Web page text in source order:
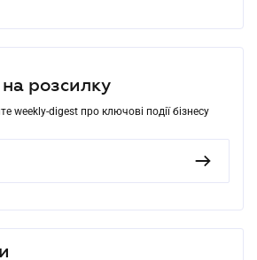
розсилку
weekly-digest про ключові події бізнесу